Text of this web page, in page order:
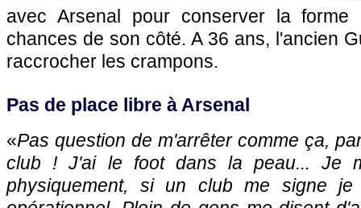
avec Arsenal pour conserver la
chances de son côté. A 36 ans, l'ancien
raccrocher les crampons.
Pas de place libre à Arsenal
«Pas question de m'arrêter comme ça,
club ! J'ai le foot dans la peau... Je
physiquement, si un club me signe je